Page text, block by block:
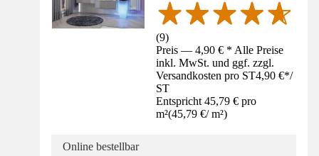
(9)
Preis — 4,90 € * Alle Preise
inkl. MwSt. und ggf. zzgl.
Versandkosten pro ST4,90 €*/
ST
Entspricht 45,79 € pro
m²(45,79 €/ m²)
Online bestellbar